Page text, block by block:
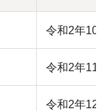
令和2年10
令和2年11
令和2年12